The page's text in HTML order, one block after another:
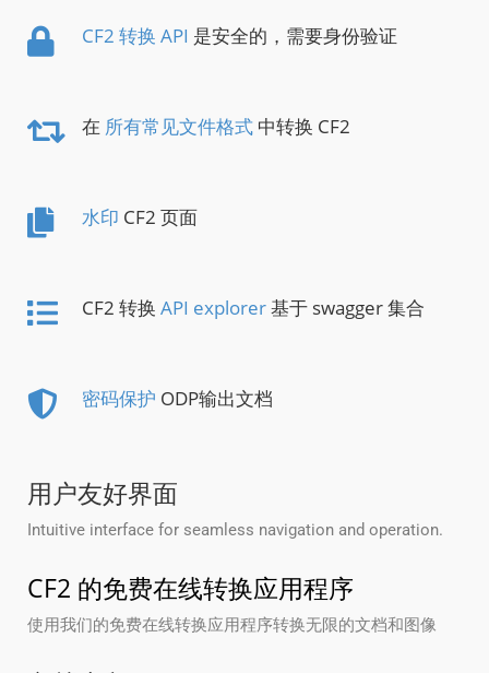
CF2 转换 API 是安全的，需要身份验证
在 所有常见文件格式 中转换 CF2
水印 CF2 页面
CF2 转换 API explorer基于 swagger 集合
密码保护 ODP输出文档
用户友好界面
Intuitive interface for seamless navigation and operation.
CF2 的免费在线转换应用程序
使用我们的免费在线转换应用程序转换无限的文档和图像